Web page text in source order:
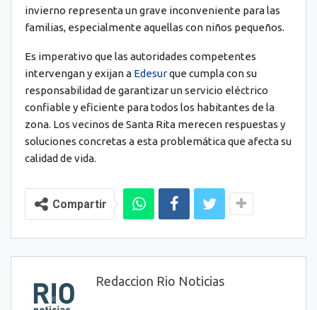
invierno representa un grave inconveniente para las
familias, especialmente aquellas con niños pequeños.
Es imperativo que las autoridades competentes
intervengan y exijan a Edesurque cumpla con su
responsabilidad de garantizar un servicio eléctrico
confiable y eficiente para todos los habitantes de la
zona. Los vecinos de Santa Rita merecen respuestas y
soluciones concretas a esta problemática que afecta su
calidad de vida.
Compartir
Redaccion Rio Noticias